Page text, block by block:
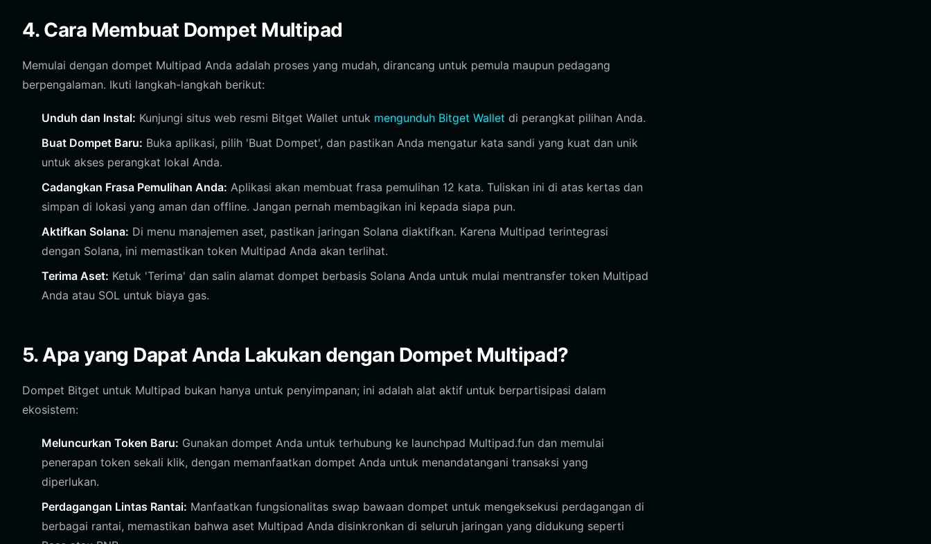
4. Cara Membuat Dompet Multipad
Memulai dengan dompet Multipad Anda adalah proses yang mudah, dirancang untuk pemula maupun pedagang
berpengalaman. Ikuti langkah-langkah berikut:
Unduh dan Instal: Kunjungi situs web resmi Bitget Wallet untuk mengunduh Bitget Wallet di perangkat pilihan Anda.
Buat Dompet Baru: Buka aplikasi, pilih 'Buat Dompet', dan pastikan Anda mengatur kata sandi yang kuat dan unik
untuk akses perangkat lokal Anda.
Cadangkan Frasa Pemulihan Anda: Aplikasi akan membuat frasa pemulihan 12 kata. Tuliskan ini di atas kertas dan
simpan di lokasi yang aman dan offline. Jangan pernah membagikan ini kepada siapa pun.
Aktifkan Solana: Di menu manajemen aset, pastikan jaringan Solana diaktifkan. Karena Multipad terintegrasi
dengan Solana, ini memastikan token Multipad Anda akan terlihat.
Terima Aset: Ketuk 'Terima' dan salin alamat dompet berbasis Solana Anda untuk mulai mentransfer token Multipad
Anda atau SOL untuk biaya gas.
5. Apa yang Dapat Anda Lakukan dengan Dompet Multipad?
Dompet Bitget untuk Multipad bukan hanya untuk penyimpanan; ini adalah alat aktif untuk berpartisipasi dalam
ekosistem:
Meluncurkan Token Baru: Gunakan dompet Anda untuk terhubung ke launchpad Multipad.fun dan memulai
penerapan token sekali klik, dengan memanfaatkan dompet Anda untuk menandatangani transaksi yang
diperlukan.
Perdagangan Lintas Rantai: Manfaatkan fungsionalitas swap bawaan dompet untuk mengeksekusi perdagangan di
berbagai rantai, memastikan bahwa aset Multipad Anda disinkronkan di seluruh jaringan yang didukung seperti